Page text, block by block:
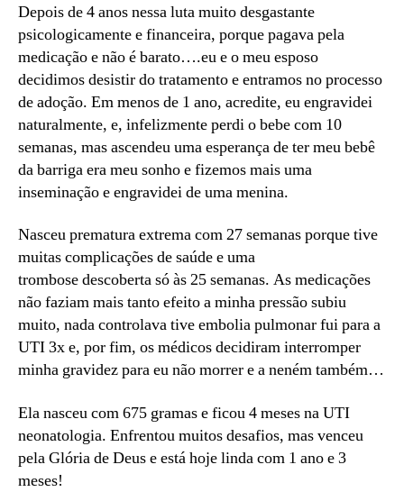
Depois de 4 anos nessa luta muito desgastante
psicologicamente e financeira, porque pagava pela
medicação e não é barato….eu e o meu esposo
decidimos desistir do tratamento e entramos no processo
de adoção. Em menos de 1 ano, acredite, eu engravidei
naturalmente, e, infelizmente perdi o bebe com 10
semanas, mas ascendeu uma esperança de ter meu bebê
da barriga era meu sonho e fizemos mais uma
inseminação e engravidei de uma menina.
Nasceu prematura extrema com 27 semanas porque tive
muitas complicações de saúde e uma
trombose descoberta só às 25 semanas. As medicações
não faziam mais tanto efeito a minha pressão subiu
muito, nada controlava tive embolia pulmonar fui para a
UTI 3x e, por fim, os médicos decidiram interromper
minha gravidez para eu não morrer e a neném também…
Ela nasceu com 675 gramas e ficou 4 meses na UTI
neonatologia. Enfrentou muitos desafios, mas venceu
pela Glória de Deus e está hoje linda com 1 ano e 3
meses!